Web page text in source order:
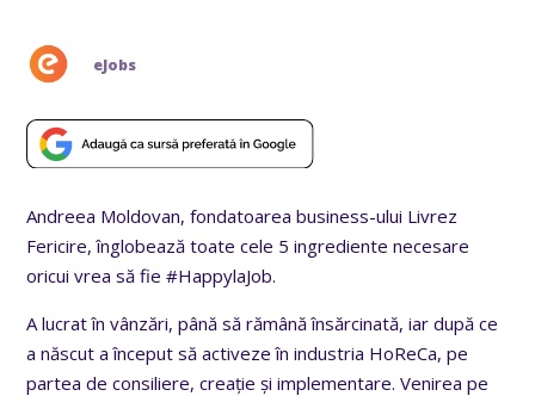
eJobs
Andreea Moldovan, fondatoarea business-ului Livrez
Fericire, înglobează toate cele 5 ingrediente necesare
oricui vrea să fie #HappylaJob.
A lucrat în vânzări, până să rămână însărcinată, iar după ce
a născut a început să activeze în industria HoReCa, pe
partea de consiliere, creație și implementare. Venirea pe